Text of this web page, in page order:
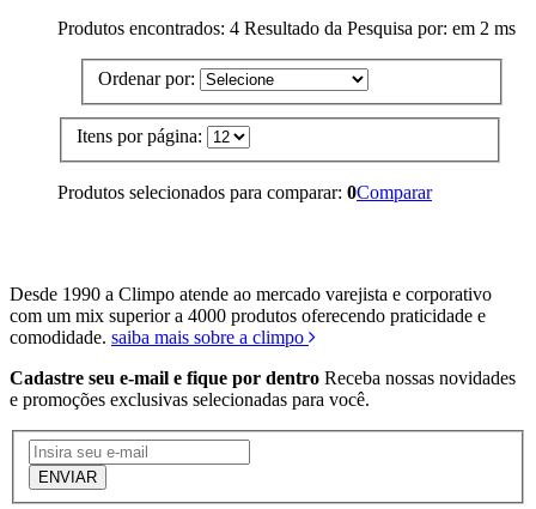
Produtos encontrados: 4 Resultado da Pesquisa por: em 2 ms
Ordenar por:
Itens por página:
Produtos selecionados para comparar: 0Comparar
Desde 1990 a Climpo atende ao mercado varejista e corporativo
com um mix superior a 4000 produtos oferecendo praticidade e
comodidade. saiba mais sobre a climpo
Cadastre seu e-mail e fique por dentro Receba nossas novidades
e promoções exclusivas selecionadas para você.
ENVIAR